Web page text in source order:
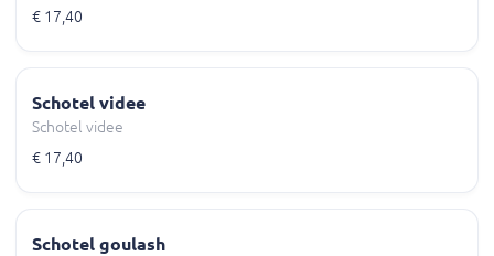
€ 17,40
Schotel videe
Schotel videe
€ 17,40
Schotel goulash